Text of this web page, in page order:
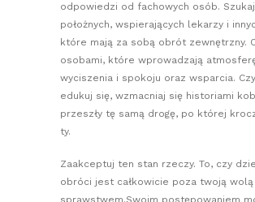
odpowiedzi od fachowych osób. Szukaj
położnych, wspierających lekarzy i
które mają za sobą obrót zewnętrzny.
osobami, które wprowadzają
wyciszenia i spokoju oraz wsparcia.
edukuj się, wzmacniaj się historiami
przeszły tę samą drogę, po której
ty.
Zaakceptuj ten stan rzeczy. To, czy
obróci jest całkowicie poza twoją wolą